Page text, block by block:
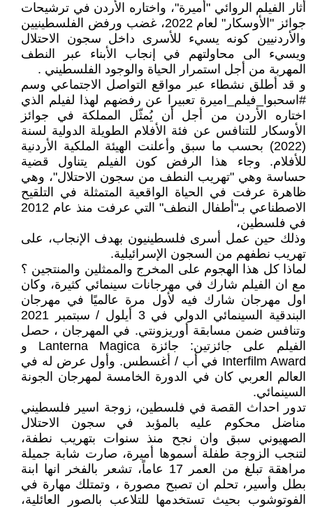
أثار الفيلم الروائي "أميرة"، واختاره الأردن في ترشيحات
جوائز "الأوسكار" لعام 2022، غضب ورفض الفلسطينيين
والأردنيين كونه يسيء للأسرى داخل سجون الاحتلال
ويسيء الى محاولتهم في إنجاب الأبناء عبر النطف
المهربة من أجل استمرار الحياة والوجود الفلسطيني .
و قد أطلق نشطاء عبر مواقع التواصل الاجتماعي وسم
#اسحبوا_فيلم_اميرة تعبيرا عن رفضهم لهذا لفيلم الذي
اختاره الأردن من أجل أن يُمثّل المملكة في جوائز
الأوسكار للتنافس عن فئة الأفلام الطويلة الدولية لسنة
(2022) بحسب ما سبق وأعلنت الهيئة الملكية الأردنية
للأفلام. وجاء هذا الرفض كون الفيلم يتناول قضية
حساسة وهي "تهريب النطف من سجون الاحتلال"، وهي
ظاهرة عرفت في الحياة الواقعية المتمثلة في التلقيح
الاصطناعي بـ"أطفال النطف" التي عرفت منذ عام 2012
في فلسطين،
وذلك حين عمل أسرى فلسطينيون بهدف الإنجاب، على
تهريب نطفهم من السجون الإسرائيلية.
لماذا كل هذا الهجوم على المخرج والممثلين والمنتجين ؟
مع ان الفيلم شارك في مهرجانات سينمائي كثيرة، وكان
اول مهرجان شارك فيه لأول مرة عالميًا في مهرجان
البندقية السينمائي الدولي في 3 أيلول / سبتمبر 2021
وتنافس ضمن مسابقة أوريزونتي. في المهرجان ، حصل
الفيلم على جائزتين: جائزة Lanterna Magica و
Interfilm Award في أب / أغسطس. وأول عرض له في
العالم العربي كان في الدورة الخامسة لمهرجان الجونة
السينمائي.
تدور احداث القصة في فلسطين، زوجة اسير فلسطيني
مناضل محكوم عليه بالمؤبد في سجون الاحتلال
الصهيوني سبق وان نجح منذ سنوات بتهريب نطفة،
لتنجب الزوجة طفلة أسموها أميرة، صارت شابة جميلة
مراهقة تبلغ من العمر 17 عاماً، تشعر بالفخر انها ابنة
بطل وأسير، تحلم ان تصبح مصورة ، وتمتلك مهارة في
الفوتوشوب بحيث تستخدمها للتلاعب بالصور العائلية،